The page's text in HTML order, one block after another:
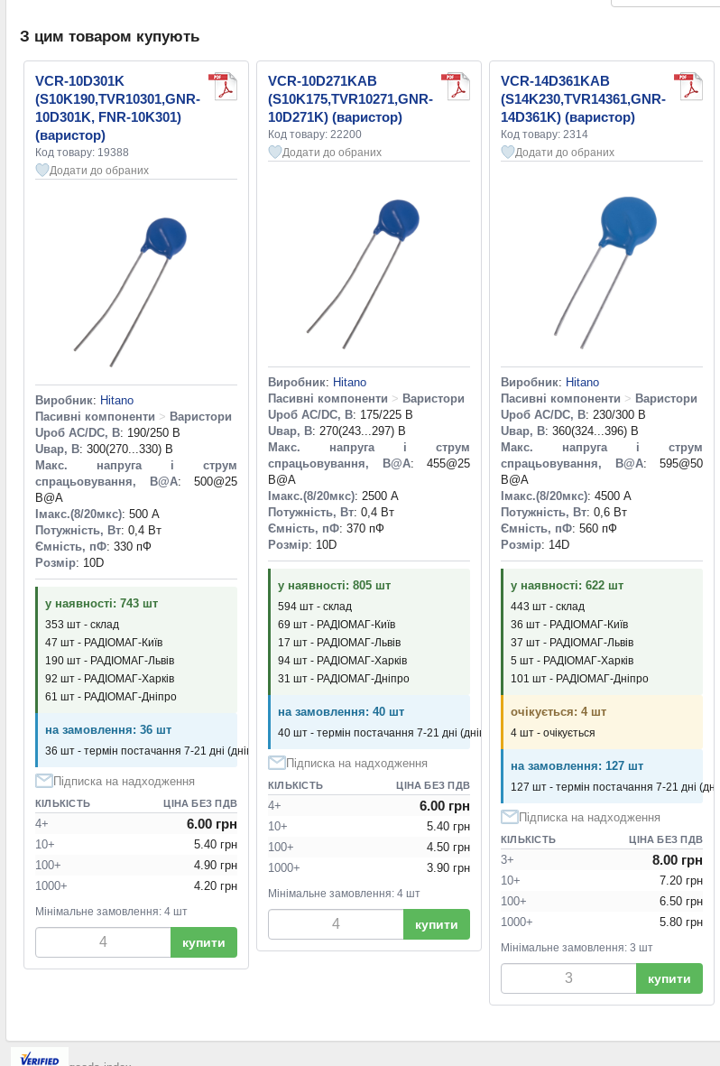
З цим товаром купують
VCR-10D301K
(S10K190,TVR10301,GNR-
10D301K, FNR-10K301)
(варистор)
Код товару: 19388
Додати до обраних
Виробник: Hitano
Пасивні компоненти > Варистори
Uроб AC/DC, В: 190/250 В
Uвар, В: 300(270...330) В
Макс. напруга і струм
спрацьовування, В@A: 500@25
B@A
Iмакс.(8/20мкс): 500 А
Потужність, Вт: 0,4 Вт
Ємність, пФ: 330 пФ
Розмір: 10D
у наявності: 743 шт
353 шт - склад
47 шт - РАДІОМАГ-Київ
190 шт - РАДІОМАГ-Львів
92 шт - РАДІОМАГ-Харків
61 шт - РАДІОМАГ-Дніпро
на замовлення: 36 шт
36 шт - термін постачання 7-21 дні (днів)
Підписка на надходження
КІЛЬКІСТЬ ЦІНА БЕЗ ПДВ
4+ 6.00 грн
10+
5.40 грн
100+
4.90 грн
1000+
4.20 грн
Мінімальне замовлення: 4 шт
купити
VCR-10D271KAB
(S10K175,TVR10271,GNR-
10D271K) (варистор)
Код товару: 22200
Додати до обраних
Виробник: Hitano
Пасивні компоненти > Варистори
Uроб AC/DC, В: 175/225 В
Uвар, В: 270(243...297) В
Макс. напруга і струм
спрацьовування, В@A: 455@25
B@A
Iмакс.(8/20мкс): 2500 А
Потужність, Вт: 0,4 Вт
Ємність, пФ: 370 пФ
Розмір: 10D
у наявності: 805 шт
594 шт - склад
69 шт - РАДІОМАГ-Київ
17 шт - РАДІОМАГ-Львів
94 шт - РАДІОМАГ-Харків
31 шт - РАДІОМАГ-Дніпро
на замовлення: 40 шт
40 шт - термін постачання 7-21 дні (днів)
Підписка на надходження
КІЛЬКІСТЬ ЦІНА БЕЗ ПДВ
4+ 6.00 грн
10+
5.40 грн
100+
4.50 грн
1000+
3.90 грн
Мінімальне замовлення: 4 шт
купити
VCR-14D361KAB
(S14K230,TVR14361,GNR-
14D361K) (варистор)
Код товару: 2314
Додати до обраних
Виробник: Hitano
Пасивні компоненти > Варистори
Uроб AC/DC, В: 230/300 В
Uвар, В: 360(324...396) В
Макс. напруга і струм
спрацьовування, В@A: 595@50
B@A
Iмакс.(8/20мкс): 4500 А
Потужність, Вт: 0,6 Вт
Ємність, пФ: 560 пФ
Розмір: 14D
у наявності: 622 шт
443 шт - склад
36 шт - РАДІОМАГ-Київ
37 шт - РАДІОМАГ-Львів
5 шт - РАДІОМАГ-Харків
101 шт - РАДІОМАГ-Дніпро
очікується: 4 шт
4 шт - очікується
на замовлення: 127 шт
127 шт - термін постачання 7-21 дні (днів)
Підписка на надходження
КІЛЬКІСТЬ ЦІНА БЕЗ ПДВ
3+ 8.00 грн
10+
7.20 грн
100+
6.50 грн
1000+
5.80 грн
Мінімальне замовлення: 3 шт
купити